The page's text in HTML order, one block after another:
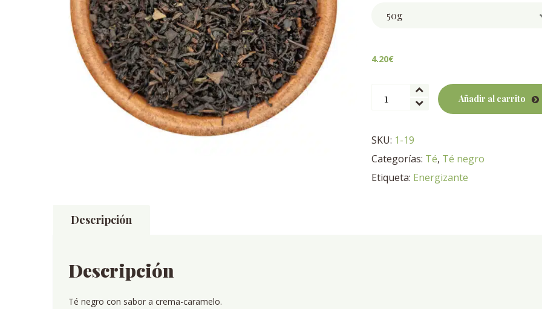
4.20€
Amor
Añadir al carrito
SKU: 1-19
Categorías: Té, Té negro
Etiqueta: Energizante
Descripción
Descripción
Té negro con sabor a crema-caramelo.